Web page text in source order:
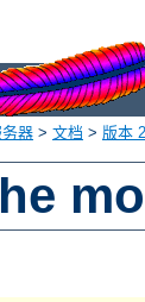
器 > 文档 > 版本